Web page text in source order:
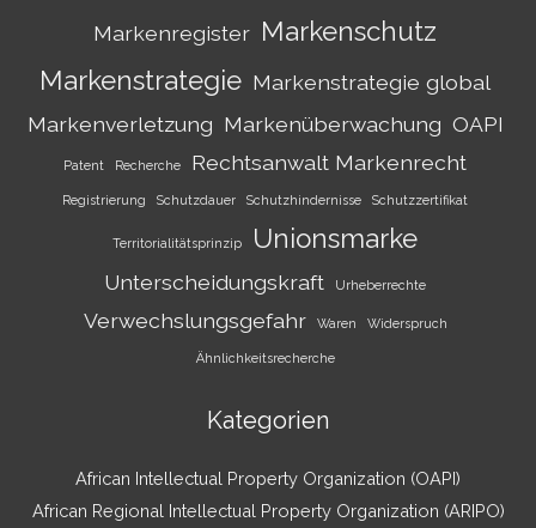
Markenregister Markenschutz
Markenstrategie Markenstrategie global
Markenverletzung Markenüberwachung OAPI
Patent Recherche Rechtsanwalt Markenrecht
Registrierung Schutzdauer Schutzhindernisse Schutzzertifikat
Territorialitätsprinzip Unionsmarke
Unterscheidungskraft Urheberrechte
Verwechslungsgefahr Waren Widerspruch
Ähnlichkeitsrecherche
Kategorien
African Intellectual Property Organization (OAPI)
African Regional Intellectual Property Organization (ARIPO)